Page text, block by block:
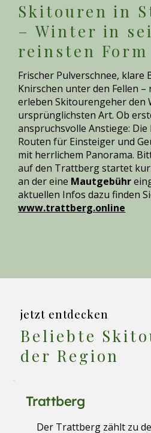
Skitouren in
– Winter in
reinsten Form
Frischer Pulverschnee, klare
Knirschen unter den Fellen –
erleben Skitourengeher den
ursprünglichsten Art. Ob
anspruchsvolle Anstiege:
Routen für Einsteiger und
mit herrlichem Panorama.
auf den Trattberg startet
an der eine Mautgebühr
aktuellen Infos dazu finden
www.trattberg.online
jetzt entdecken
Beliebte
der Region
Trattberg
Der Trattberg zählt zu